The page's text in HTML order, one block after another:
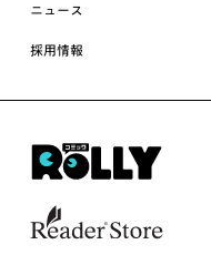
ニュース
採用情報